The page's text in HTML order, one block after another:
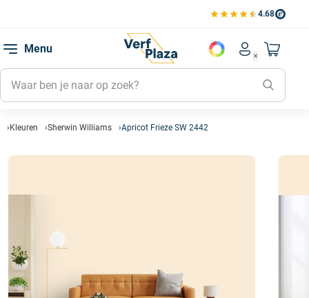
4.68
Bekijk de verfplaza
Menu
Account
Mijn
Mijn
Mijn
Naar
Kleuren Sherwin Williams Apricot Frieze SW 2442